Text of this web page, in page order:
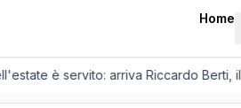
Home
è servito: arriva Riccardo Berti, il